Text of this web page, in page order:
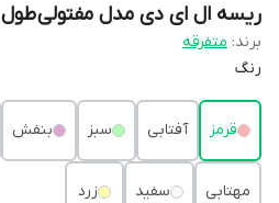
ریسه ال ای دی مدل مفتولی طول 5 متر
برند: متفرقه
رنگ
قرمز آفتابی سبز بنفش
مهتابی سفید زرد